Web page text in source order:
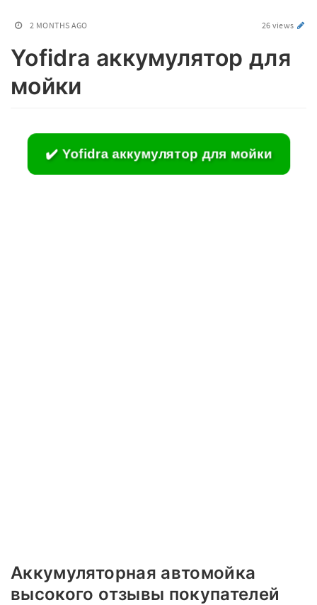
2 MONTHS AGO 26 views
Yofidra аккумулятор для
мойки
✔️ Yofidra аккумулятор для мойки
Аккумуляторная автомойка
высокого отзывы покупателей